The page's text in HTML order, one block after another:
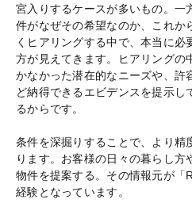
宮入りするケースが多いもの。一
件がなぜその希望なのか、これか
くヒアリングする中で、本当に必
方が見えてきます。ヒアリングの
かなかった潜在的なニーズや、許
ど納得できるエビデンスを提示し
るからです。
条件を深掘りすることで、より精
ります。お客様の日々の暮らし方
物件を提案する。その情報元が「
経験となっています。